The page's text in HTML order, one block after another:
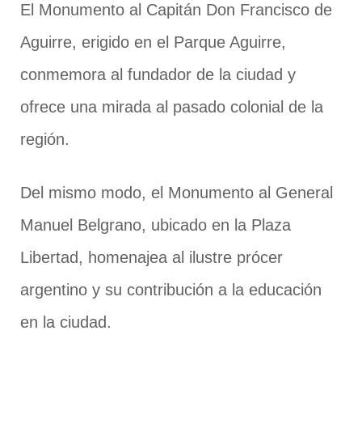
El Monumento al Capitán Don Francisco de
Aguirre, erigido en el Parque Aguirre,
conmemora al fundador de la ciudad y
ofrece una mirada al pasado colonial de la
región.
Del mismo modo, el Monumento al General
Manuel Belgrano, ubicado en la Plaza
Libertad, homenajea al ilustre prócer
argentino y su contribución a la educación
en la ciudad.